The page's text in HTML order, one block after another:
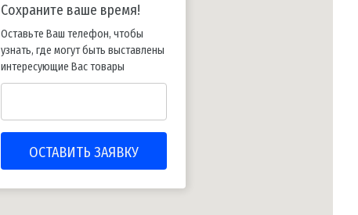
Сохраните ваше время!
Оставьте Ваш телефон, чтобы
узнать, где могут быть выставлены
интересующие Вас товары